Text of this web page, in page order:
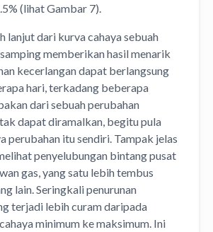
(lihat Gambar 7).
lanjut dari kurva cahaya sebuah
memberikan hasil menarik
kecerlangan dapat berlangsung
hari, terkadang beberapa
dari sebuah perubahan
dapat diramalkan, begitu pula
perubahan itu sendiri. Tampak jelas
penyelubungan bintang pusat
gas, yang satu lebih tembus
lain. Seringkali penurunan
terjadi lebih curam daripada
minimum ke maksimum. Ini